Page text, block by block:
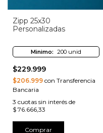
Zipp 25x30
Personalizadas
Minimo: 200 unid
$229.999
$206.999 con Transferencia
Bancaria
3 cuotas sin interés de
$ 76.666,33
Comprar